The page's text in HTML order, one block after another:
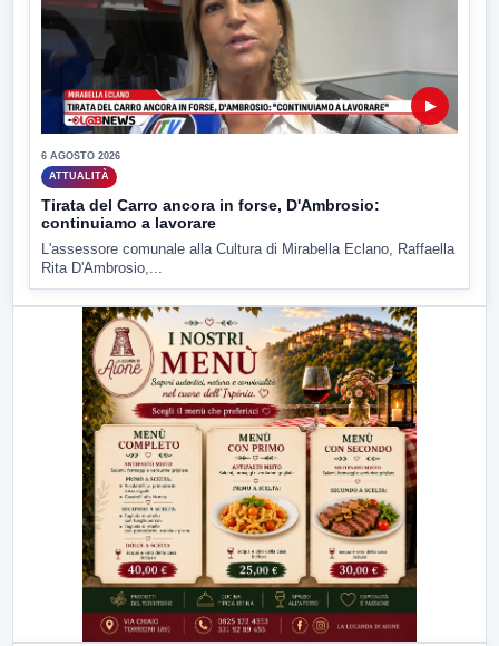
▶
6 AGOSTO 2026
ATTUALITÀ
Tirata del Carro ancora in forse, D'Ambrosio:
continuiamo a lavorare
L'assessore comunale alla Cultura di Mirabella Eclano, Raffaella
Rita D'Ambrosio,...